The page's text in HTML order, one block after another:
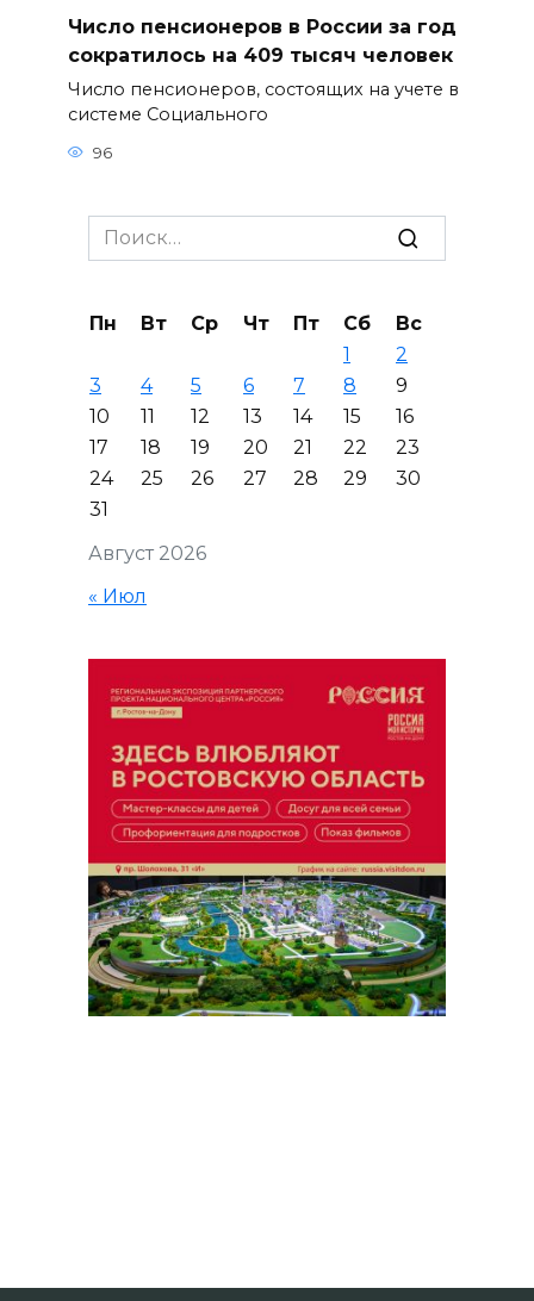
Число пенсионеров в России за год
сократилось на 409 тысяч человек
Число пенсионеров, состоящих на учете в
системе Социального
96
Search
for:
Август 2026
Пн Вт Ср Чт Пт Сб
Вс
1
2
3
4 5 6 7 8
9
10
11 12 13 14 15
16
17
18 19 20 21 22
23
24
25 26 27 28 29
30
31
« Июл